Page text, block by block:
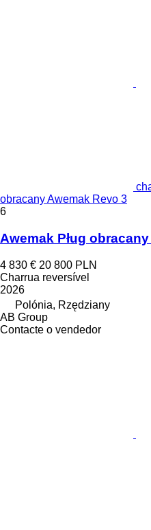
obracany Awemak Revo 3
6
Awemak Pług
4 830 € 20 800 PLN
Charrua reversível
2026
Polónia, Rzędziany
AB Group
Contacte o vendedor